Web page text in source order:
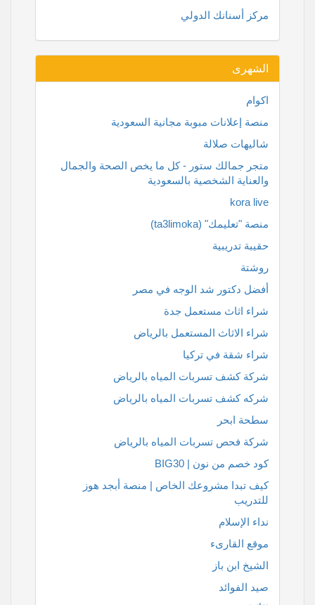
مركز أسنانك الدولي
منصة إعلانات مبوبة مجانية السعودية
شاليهات صلالة
متجر جمالك ستور - كل ما يخص الصحة والجمال
والعناية الشخصية بالسعودية
kora live
منصة "تعليمك" (ta3limoka)
حقيبة تدريبية
أفضل دكتور شد الوجه في مصر
شراء اثاث مستعمل جدة
شراء الاثاث المستعمل بالرياض
شراء شقة في تركيا
شركة كشف تسربات المياه بالرياض
شركه كشف تسربات المياه بالرياض
سطحة ابحر
شركة فحص تسربات المياه بالرياض
كود خصم من نون | BIG30
كيف تبدا مشروعك الخاص | منصة أبجد هوز
للتدريب
نداء الإسلام
موقع القارىء
الشيخ ابن باز
صيد الفوائد